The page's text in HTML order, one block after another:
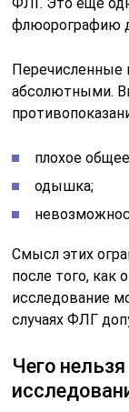
флюорографию
Перечисленные
абсолютными.
плохое
одышка;
Смысл этих
после того, как
исследование
случаях ФЛГ
Чего